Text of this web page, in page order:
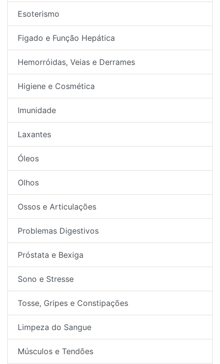
Esoterismo
Figado e Função Hepática
Hemorróidas, Veias e Derrames
Higiene e Cosmética
Imunidade
Laxantes
Óleos
Olhos
Ossos e Articulações
Problemas Digestivos
Próstata e Bexiga
Sono e Stresse
Tosse, Gripes e Constipações
Limpeza do Sangue
Músculos e Tendões